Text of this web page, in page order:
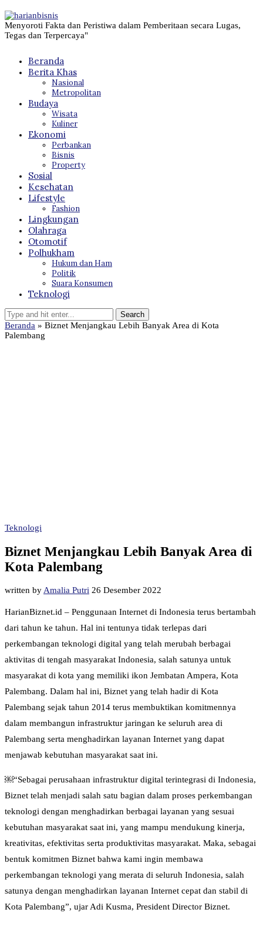
Menyoroti Fakta dan Peristiwa dalam Pemberitaan secara Lugas,
Tegas dan Terpercaya"
Beranda
Berita Khas
Nasional
Metropolitan
Budaya
Wisata
Kuliner
Ekonomi
Perbankan
Bisnis
Property
Sosial
Kesehatan
Lifestyle
Fashion
Lingkungan
Olahraga
Otomotif
Polhukham
Hukum dan Ham
Politik
Suara Konsumen
Teknologi
Beranda » Biznet Menjangkau Lebih Banyak Area di Kota
Palembang
Teknologi
Biznet Menjangkau Lebih Banyak Area di
Kota Palembang
written byAmalia Putri 26 Desember 2022
HarianBiznet.id – Penggunaan Internet di Indonesia terus bertambah
dari tahun ke tahun. Hal ini tentunya tidak terlepas dari
perkembangan teknologi digital yang telah merubah berbagai
aktivitas di tengah masyarakat Indonesia, salah satunya untuk
masyarakat di kota yang memiliki ikon Jembatan Ampera, Kota
Palembang. Dalam hal ini, Biznet yang telah hadir di Kota
Palembang sejak tahun 2014 terus membuktikan komitmennya
dalam membangun infrastruktur jaringan ke seluruh area di
Palembang serta menghadirkan layanan Internet yang dapat
menjawab kebutuhan masyarakat saat ini.
￼“Sebagai perusahaan infrastruktur digital terintegrasi di Indonesia,
Biznet telah menjadi salah satu bagian dalam proses perkembangan
teknologi dengan menghadirkan berbagai layanan yang sesuai
kebutuhan masyarakat saat ini, yang mampu mendukung kinerja,
kreativitas, efektivitas serta produktivitas masyarakat. Maka, sebagai
bentuk komitmen Biznet bahwa kami ingin membawa
perkembangan teknologi yang merata di seluruh Indonesia, salah
satunya dengan menghadirkan layanan Internet cepat dan stabil di
Kota Palembang”, ujar Adi Kusma, President Director Biznet.